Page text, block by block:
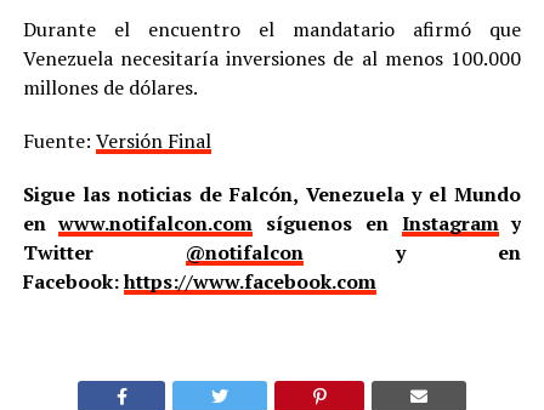
Durante el encuentro el mandatario afirmó que
Venezuela necesitaría inversiones de al menos 100.000
millones de dólares.
Fuente: Versión Final
Sigue las noticias de Falcón, Venezuela y el Mundo
enwww.notifalcon.com síguenos en Instagramy
Twitter @notifalcony en
Facebook:https://www.facebook.com